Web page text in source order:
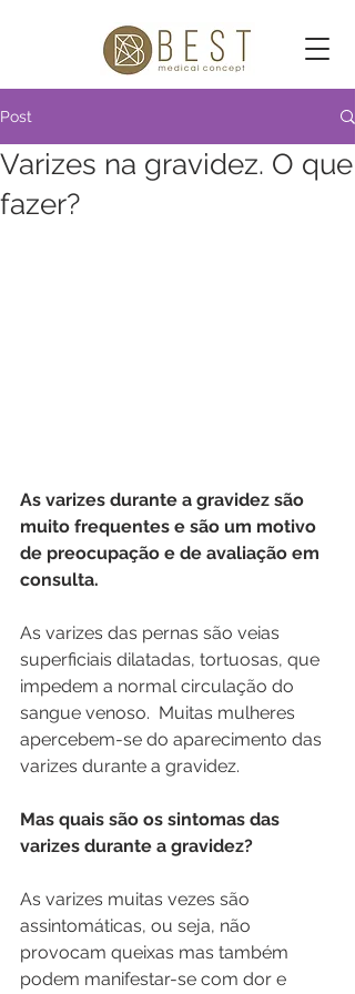
Post
Varizes na gravidez. O que
fazer?
As varizes durante a gravidez são
muito frequentes e são um motivo
de preocupação e de avaliação em
consulta.
As varizes das pernas são veias
superficiais dilatadas, tortuosas, que
impedem a normal circulação do
sangue venoso.  Muitas mulheres
apercebem-se do aparecimento das
varizes durante a gravidez.
Mas quais são os sintomas das
varizes durante a gravidez?
As varizes muitas vezes são
assintomáticas, ou seja, não
provocam queixas mas também
podem manifestar-se com dor e